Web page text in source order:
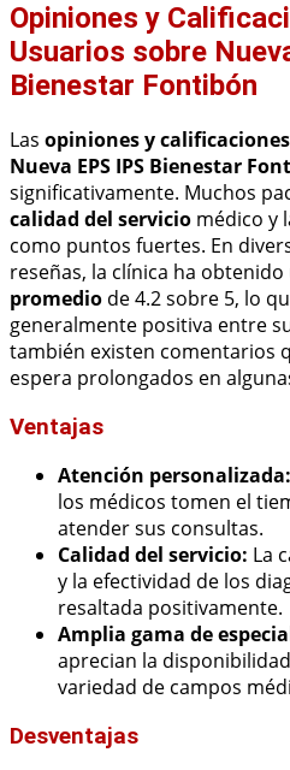
Opiniones y
Usuarios sobre
Bienestar Fontibón
Las opiniones y calificaciones
Nueva EPS IPS Bienestar
significativamente. Muchos
calidad del servicio médico y
como puntos fuertes. En
reseñas, la clínica ha obtenido
promedio de 4.2 sobre 5, lo
generalmente positiva entre
también existen comentarios
espera prolongados en
Ventajas
Atención personalizada:
los médicos tomen el
atender sus consultas.
Calidad del servicio: La
y la efectividad de los
resaltada positivamente.
Amplia gama de
aprecian la
variedad de campos
Desventajas